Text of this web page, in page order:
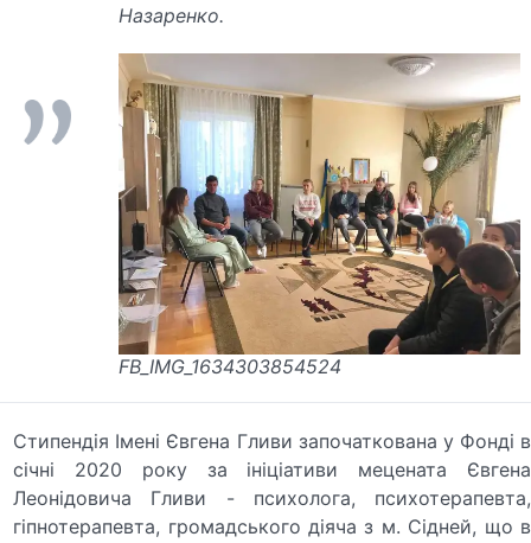
Назаренко.
FB_IMG_1634303854524
Стипендія Імені Євгена Гливи започаткована у Фонді в
січні 2020 року за ініціативи мецената Євгена
Леонідовича Гливи - психолога, психотерапевта,
гіпнотерапевта, громадського діяча з м. Сідней, що в